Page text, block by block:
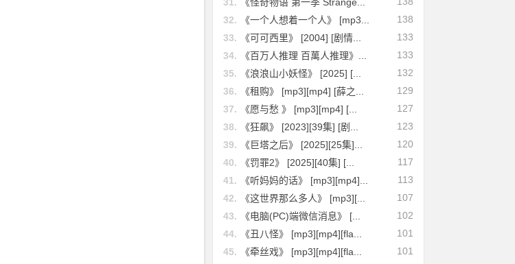
138
32.
《一个人想着一个人》 [mp3...
133
33.
《可可西里》 [2004] [剧情...
133
34.
《百万人推理 百萬人推理》...
132
35.
《浪浪山小妖怪》 [2025] [...
129
36.
《租购》 [mp3][mp4] [薛之...
127
37.
《愿与愁 》 [mp3][mp4] [...
123
38.
《狂飙》 [2023][39集] [剧...
120
39.
《巨塔之后》 [2025][25集]...
117
40.
《罚罪2》 [2025][40集] [...
113
41.
《听妈妈的话》 [mp3][mp4]...
107
42.
《这世界那么多人》 [mp3][...
102
43.
《电脑(PC)端微信消息》 [...
101
44.
《丑八怪》 [mp3][mp4][fla...
101
45.
《牵丝戏》 [mp3][mp4][fla...